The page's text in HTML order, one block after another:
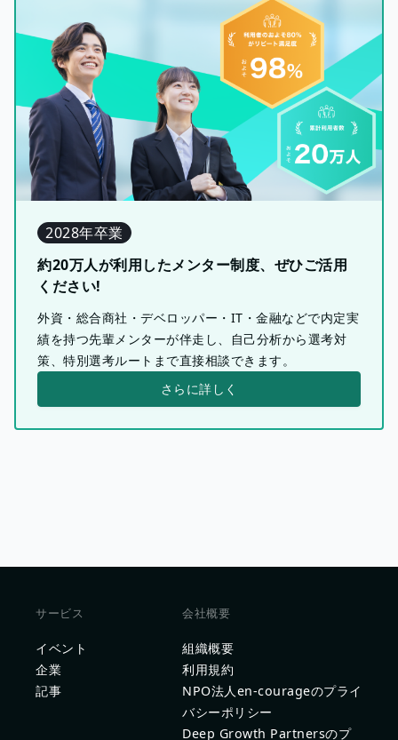
2028年卒業
約20万人が利用したメンター制度、ぜひご活用
ください!
外資・総合商社・デベロッパー・IT・金融などで内定実
績を持つ先輩メンターが伴走し、自己分析から選考対
策、特別選考ルートまで直接相談できます。
さらに詳しく
サービス
イベント
企業
記事
会社概要
組織概要
利用規約
NPO法人en-courageのプライ
バシーポリシー
Deep Growth Partnersのプ